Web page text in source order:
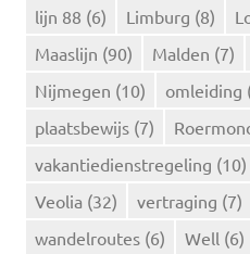
lijn 88 (6) Limburg (8)
Maaslijn (90) Malden (7)
Nijmegen (10) omleiding
plaatsbewijs (7)
vakantiedienstregeling (10)
Veolia (32) vertraging (7)
wandelroutes (6) Well (6)